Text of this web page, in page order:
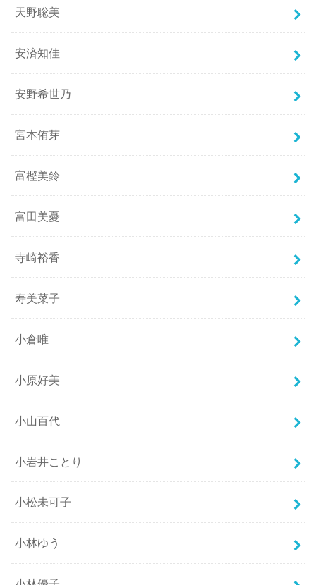
天野聡美
安済知佳
安野希世乃
宮本侑芽
富樫美鈴
富田美憂
寺崎裕香
寿美菜子
小倉唯
小原好美
小山百代
小岩井ことり
小松未可子
小林ゆう